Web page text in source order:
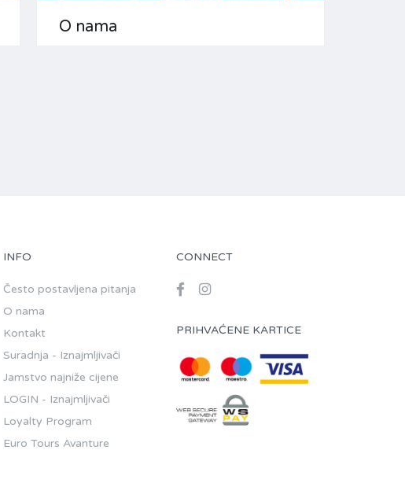
O nama
INFO
Često postavljena pitanja
O nama
Kontakt
Suradnja - Iznajmljivači
Jamstvo najniže cijene
LOGIN - Iznajmljivači
Loyalty Program
Euro Tours Avanture
CONNECT
PRIHVAĆENE KARTICE